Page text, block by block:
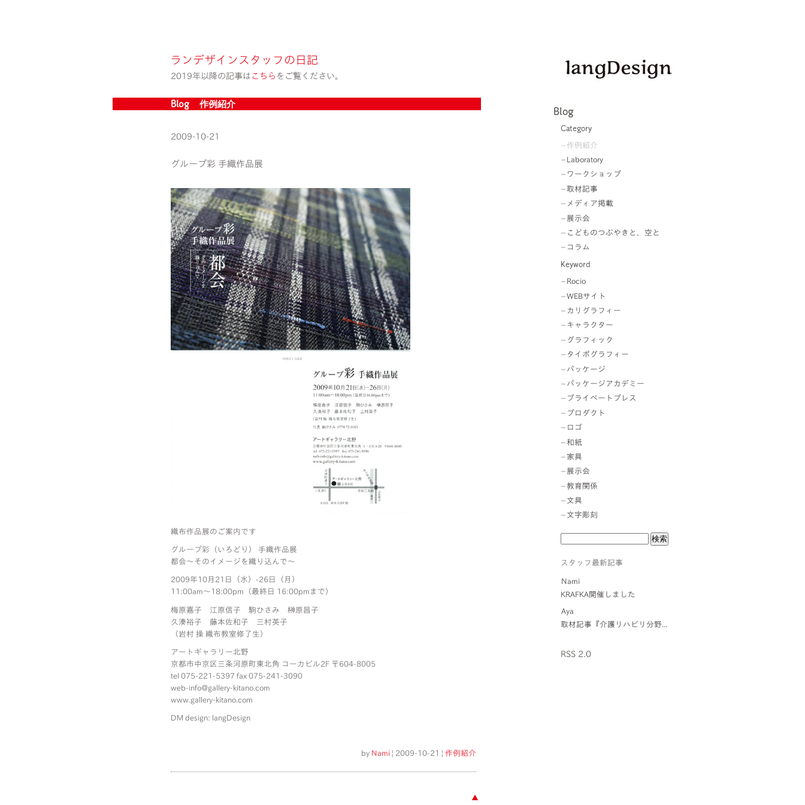
ランデザインスタッフの日記
2019年以降の記事は こちら をご覧ください。
Blog » 作例紹介
2009-10-21
グループ彩 手織作品展
織布作品展のご案内です
グループ彩（いろどり） 手織作品展
都会〜そのイメージを織り込んで〜
2009年10月21日（水）-26日（月）
11:00am〜18:00pm（最終日 16:00pmまで）
梅原嘉子 江原信子 駒ひさみ 榊原昌子
久湊裕子 藤本佐和子 三村英子
（岩村 操 織布教室修了生）
アートギャラリー北野
京都市中京区三条河原町東北角 コーカビル2F 〒604-8005
tel 075-221-5397 fax 075-241-3090
web-info@gallery-kitano.com
www.gallery-kitano.com
DM design: langDesign
by Nami | 2009-10-21 | 作例紹介
Blog
Category
作例紹介
Laboratory
ワークショップ
取材記事
メディア掲載
展示会
こどものつぶやきと、空と
コラム
Keyword
Rocio
WEBサイト
カリグラフィー
キャラクター
グラフィック
タイポグラフィー
パッケージ
パッケージアカデミー
プライベートプレス
プロダクト
ロゴ
和紙
家具
展示会
教育関係
文具
文字彫刻
スタッフ最新記事
Nami
KRAFKA開催しました
Aya
取材記事『介護リハビリ分野...
RSS 2.0